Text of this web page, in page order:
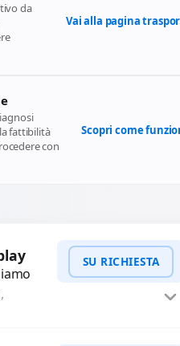
da
Vai alla pagina
fattibilità
con
Scopri come
SU RICHIESTA